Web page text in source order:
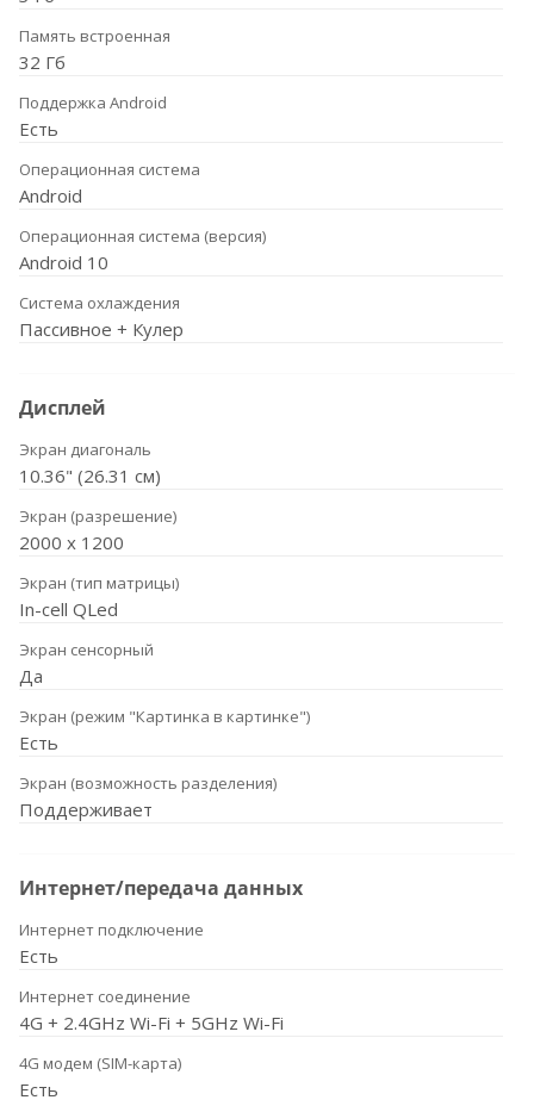
Память встроенная
32 Гб
Поддержка Android
Есть
Операционная система
Android
Операционная система (версия)
Android 10
Система охлаждения
Пассивное + Кулер
Дисплей
Экран диагональ
10.36" (26.31 см)
Экран (разрешение)
2000 x 1200
Экран (тип матрицы)
In-cell QLed
Экран сенсорный
Да
Экран (режим "Картинка в картинке")
Есть
Экран (возможность разделения)
Поддерживает
Интернет/передача данных
Интернет подключение
Есть
Интернет соединение
4G + 2.4GHz Wi-Fi + 5GHz Wi-Fi
4G модем (SIM-карта)
Есть